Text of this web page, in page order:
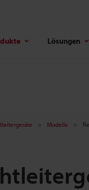
Lösungen
Modelle